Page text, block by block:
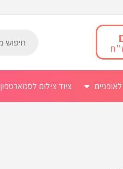
ציוד צילום לסמארטפון